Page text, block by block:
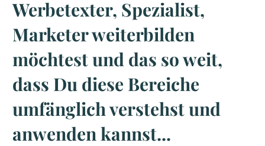
Werbetexter, Spezialist,
Marketer weiterbilden
möchtest und das so weit,
dass Du diese Bereiche
umfänglich verstehst und
anwenden kannst...